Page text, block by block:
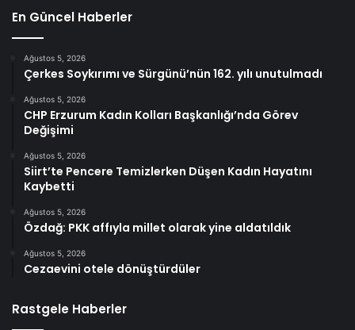
En Güncel Haberler
Ağustos 5, 2026
Çerkes Soykırımı ve Sürgünü’nün 162. yılı unutulmadı
Ağustos 5, 2026
CHP Erzurum Kadın Kolları Başkanlığı’nda Görev
Değişimi
Ağustos 5, 2026
Siirt’te Pencere Temizlerken Düşen Kadın Hayatını
Kaybetti
Ağustos 5, 2026
Özdağ: PKK affıyla millet olarak yine aldatıldık
Ağustos 5, 2026
Cezaevini otele dönüştürdüler
Rastgele Haberler